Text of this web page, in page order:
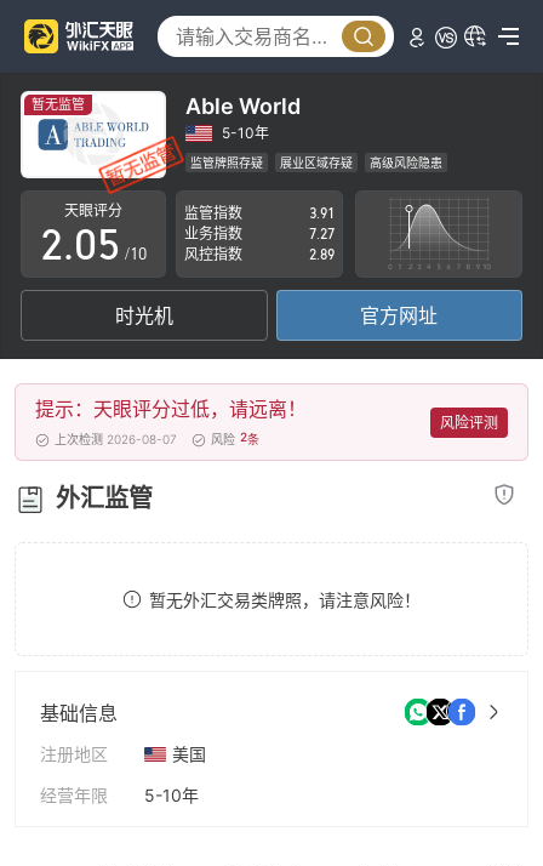
暂无监管 Able World
5-10年
监管牌照存疑 展业区域存疑 高级风险隐患
天眼评分
0
1
2
3
4
5
6
7
8
.0
1
2
3
4
5
6
1
2
3
4
5
6
7
8
9
/10
监管指数
3.91
业务指数
7.27
风控指数
2.89
时光机 官方网址
提示：天眼评分过低，请远离！
上次检测 2026-08-07 风险 2条
风险评测
外汇监管
暂无外汇交易类牌照，请注意风险！
基础信息
注册地区
美国
经营年限
5-10年